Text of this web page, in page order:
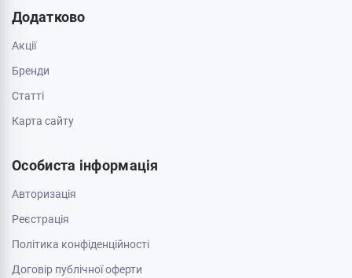
Обмін та повернення
Зв'яжіться з нами
0 800 403 173
044 334 54 27
063 789 66 52
Додатково
Акції
Бренди